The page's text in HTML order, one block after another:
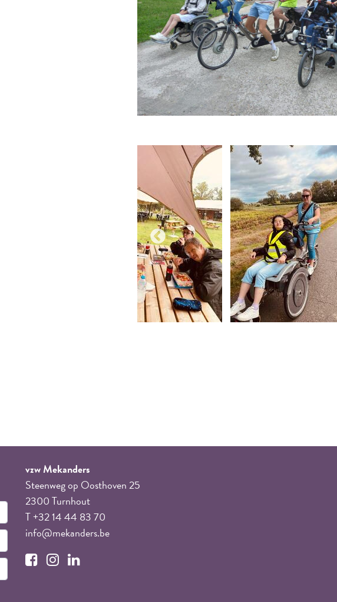
vzw Mekanders
Steenweg op Oosthoven 25
2300 Turnhout
T +32 14 44 83 70
info@mekanders.be